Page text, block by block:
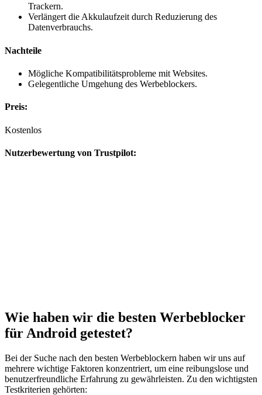
Trackern.
Verlängert die Akkulaufzeit durch Reduzierung des
Datenverbrauchs.
Nachteile
Mögliche Kompatibilitätsprobleme mit Websites.
Gelegentliche Umgehung des Werbeblockers.
Preis:
Kostenlos
Nutzerbewertung von Trustpilot:
Wie haben wir die besten Werbeblocker
für Android getestet?
Bei der Suche nach den besten Werbeblockern haben wir uns auf
mehrere wichtige Faktoren konzentriert, um eine reibungslose und
benutzerfreundliche Erfahrung zu gewährleisten. Zu den wichtigsten
Testkriterien gehörten: